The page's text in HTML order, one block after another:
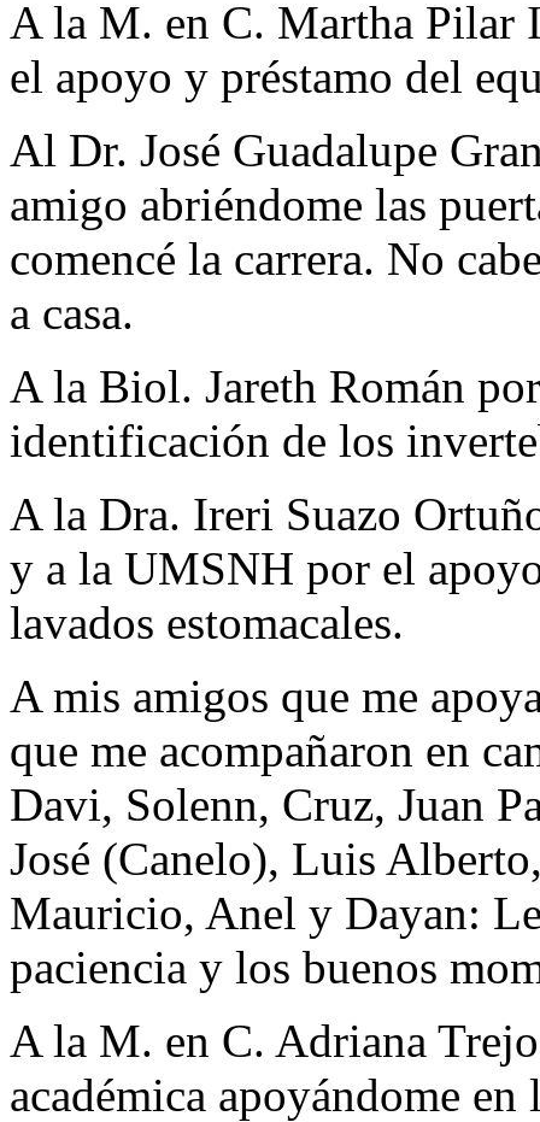
A la M. en C. Martha Pilar
el apoyo y préstamo del
Al Dr. José Guadalupe
amigo abriéndome las
comencé la carrera. No
a casa.
A la Biol. Jareth Román
identificación de los
A la Dra. Ireri Suazo
y a la UMSNH por el
lavados estomacales.
A mis amigos que me
que me acompañaron en
Davi, Solenn, Cruz, Juan
José (Canelo), Luis
Mauricio, Anel y Dayan:
paciencia y los buenos
A la M. en C. Adriana
académica apoyándome